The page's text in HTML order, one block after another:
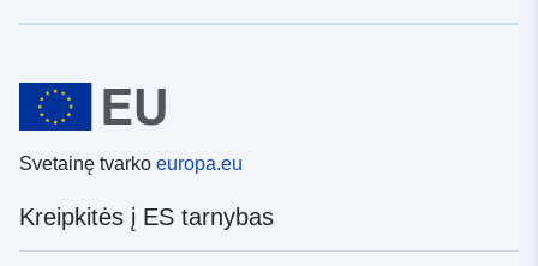
Svetainę tvarko europa.eu
Kreipkitės į ES tarnybas